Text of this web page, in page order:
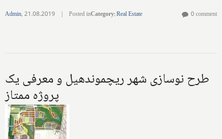
Admin,21.08.2019 | Posted inCategory:Real Estate 0 comment
طرح نوسازی شهر ریچموندهیل و معرفی یک
پروژه ممتاز